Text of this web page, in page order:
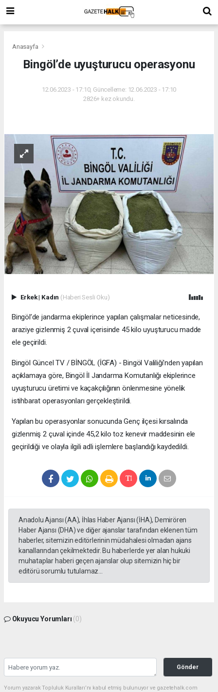
Anasayfa
Bingöl’de uyuşturucu operasyonu
12.06.2023 - 17:10, Güncelleme: 12.06.2023 - 17:10
2826+ kez okundu.
Erkek| Kadın (Haberi Sesli Oku)
Bingöl’de jandarma ekiplerince yapılan çalışmalar neticesinde,
araziye gizlenmiş 2 çuval içerisinde 45 kilo uyuşturucu madde
ele geçirildi.
Bingöl Güncel TV / BİNGÖL (İGFA) - Bingöl Valiliği'nden yapılan
açıklamaya göre, Bingöl İl Jandarma Komutanlığı ekiplerince
uyuşturucu üretimi ve kaçakçılığının önlenmesine yönelik
istihbarat operasyonları gerçekleştirildi.
Yapılan bu operasyonlar sonucunda Genç ilçesi kırsalında
gizlenmiş 2 çuval içinde 45,2 kilo toz kenevir maddesinin ele
geçirildiği ve olayla ilgili adli işlemlere başlandığı kaydedildi.
Anadolu Ajansı (AA), İhlas Haber Ajansı (İHA), Demirören
Haber Ajansı (DHA) ve diğer ajanslar tarafından eklenen tüm
haberler, sitemizin editörlerinin müdahalesi olmadan ajans
kanallarından çekilmektedir. Bu haberlerde yer alan hukuki
muhataplar haberi geçen ajanslar olup sitemizin hiç bir
editörü sorumlu tutulamaz...
Okuyucu Yorumları (0)
Gönder
Yorum yazarak Topluluk Kuralları’nı kabul etmiş bulunuyor ve gazetehalk.com